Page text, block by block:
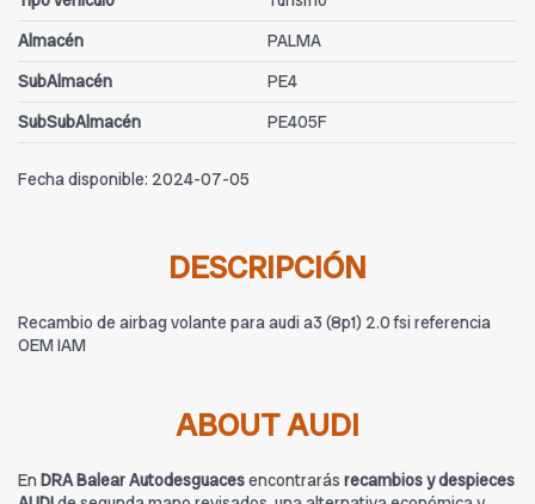
Almacén
PALMA
SubAlmacén
PE4
SubSubAlmacén
PE405F
Fecha disponible: 2024-07-05
DESCRIPCIÓN
Recambio de airbag volante para audi a3 (8p1) 2.0 fsi referencia
OEM IAM
ABOUT AUDI
En DRA Balear Autodesguacesencontrarás recambios y despieces